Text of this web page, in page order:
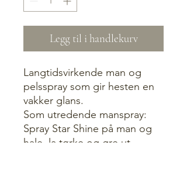
Legg til i handlekurv
Langtidsvirkende man og
pelsspray som gir hesten en
vakker glans.
Som utredende manspray:
Spray Star Shine på man og
hale, la tørke og gre ut.